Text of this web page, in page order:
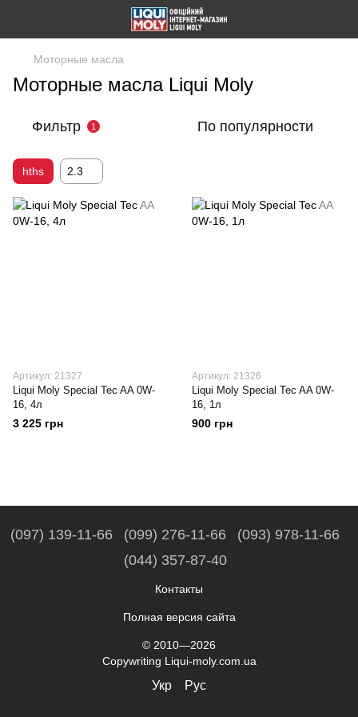
Моторные масла
Моторные масла Liqui Moly
Фильтр 1 По популярности
hths 2.3
Артикул: 21327
Liqui Moly Special Tec AA 0W-
16, 4л
3 225 грн
Артикул: 21326
Liqui Moly Special Tec AA 0W-
16, 1л
900 грн
(097) 139-11-66 (099) 276-11-66
(093) 978-11-66
(044) 357-87-40
Контакты
Полная версия сайта
© 2010—2026
Copywriting Liqui-moly.com.ua
Укр Рус